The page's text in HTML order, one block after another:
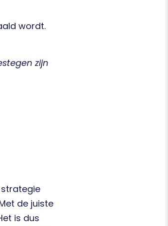
wordt.
zijn
strategie
de juiste
is dus